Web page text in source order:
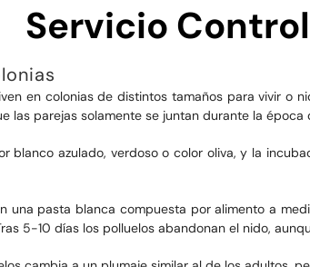
Servicio
en colonias de distintos tamaños para vivir o
las parejas solamente se juntan durante la
blanco azulado, verdoso o color oliva, y la
una pasta blanca compuesta por alimento a
5-10 días los polluelos abandonan el nido,